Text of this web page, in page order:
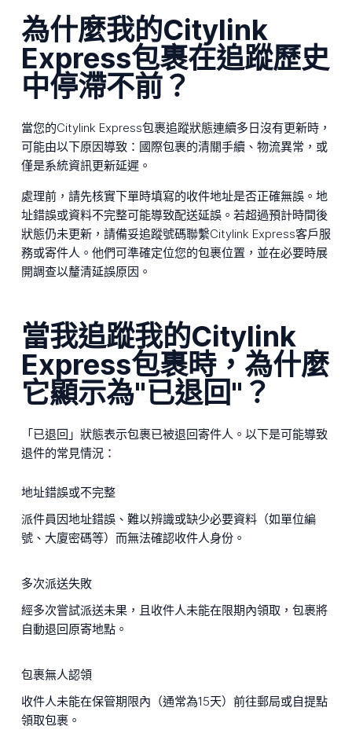
為什麼我的Citylink
Express包裹在追蹤歷史
中停滯不前？
當您的Citylink Express包裹追蹤狀態連續多日沒有更新時，
可能由以下原因導致：國際包裹的清關手續、物流異常，或
僅是系統資訊更新延遲。
處理前，請先核實下單時填寫的收件地址是否正確無誤。地
址錯誤或資料不完整可能導致配送延誤。若超過預計時間後
狀態仍未更新，請備妥追蹤號碼聯繫Citylink Express客戶服
務或寄件人。他們可準確定位您的包裹位置，並在必要時展
開調查以釐清延誤原因。
當我追蹤我的Citylink
Express包裹時，為什麼
它顯示為"已退回"？
「已退回」狀態表示包裹已被退回寄件人。以下是可能導致
退件的常見情況：
地址錯誤或不完整
派件員因地址錯誤、難以辨識或缺少必要資料（如單位編
號、大廈密碼等）而無法確認收件人身份。
多次派送失敗
經多次嘗試派送未果，且收件人未能在限期內領取，包裹將
自動退回原寄地點。
包裹無人認領
收件人未能在保管期限內（通常為15天）前往郵局或自提點
領取包裹。